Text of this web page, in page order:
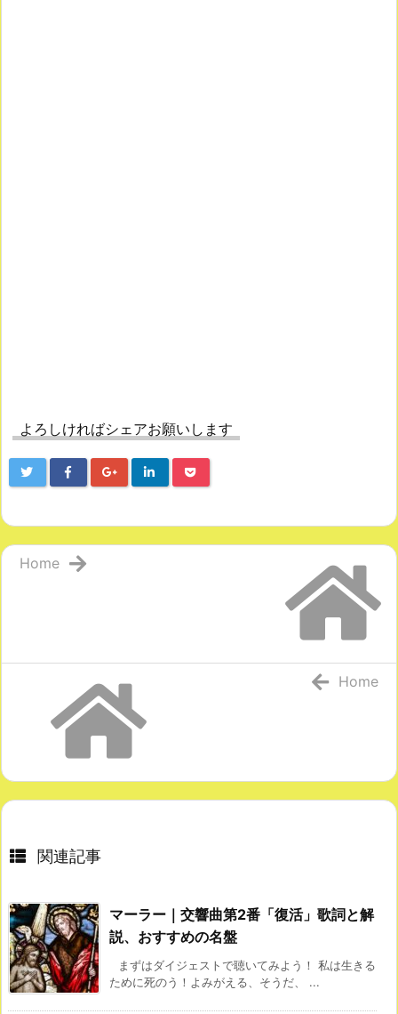
よろしければシェアお願いします
Home
Home
関連記事
マーラー｜交響曲第2番「復活」歌詞と解
説、おすすめの名盤
まずはダイジェストで聴いてみよう！ 私は生きる
ために死のう！よみがえる、そうだ、 ...